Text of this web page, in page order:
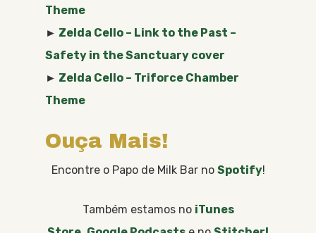
Theme
► Zelda Cello – Link to the Past –
Safety in the Sanctuary cover
► Zelda Cello – Triforce Chamber
Theme
Ouça Mais!
Encontre o Papo de Milk Bar no Spotify!
Também estamos no iTunes